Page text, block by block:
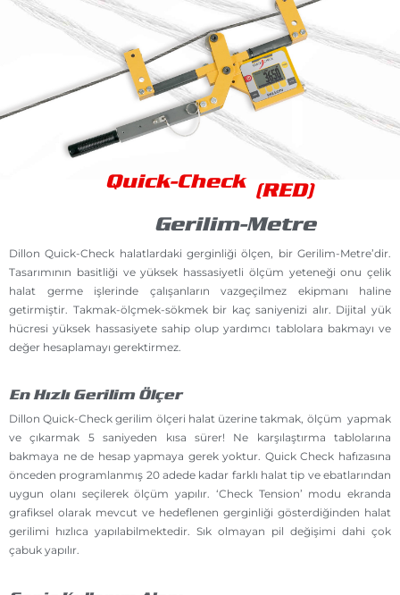
Quick-Check
(RED)
Gerilim-Metre
Dillon Quick-Check halatlardaki gerginliği ölçen, bir Gerilim-Metre’dir.
Tasarımının basitliği ve yüksek hassasiyetli ölçüm yeteneği onu çelik
halat germe işlerinde çalışanların vazgeçilmez ekipmanı haline
getirmiştir. Takmak-ölçmek-sökmek bir kaç saniyenizi alır. Dijital yük
hücresi yüksek hassasiyete sahip olup yardımcı tablolara bakmayı ve
değer hesaplamayı gerektirmez.
En Hızlı Gerilim Ölçer
Dillon Quick-Check gerilim ölçeri halat üzerine takmak, ölçüm yapmak
ve çıkarmak 5 saniyeden kısa sürer! Ne karşılaştırma tablolarına
bakmaya ne de hesap yapmaya gerek yoktur. Quick Check hafızasına
önceden programlanmış 20 adede kadar farklı halat tip ve ebatlarından
uygun olanı seçilerek ölçüm yapılır. ‘Check Tension’ modu ekranda
grafiksel olarak mevcut ve hedeflenen gerginliği gösterdiğinden halat
gerilimi hızlıca yapılabilmektedir. Sık olmayan pil değişimi dahi çok
çabuk yapılır.